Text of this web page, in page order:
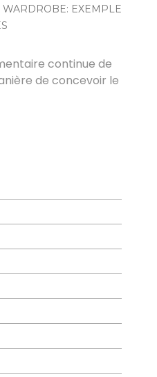
WARDROBE: EXEMPLE
continue de
de concevoir le